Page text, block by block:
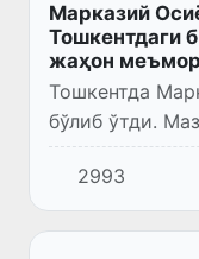
Марказий
Тошкентдаги
жаҳон
Тошкентда
бўлиб ўтди.
хорижлик
айланди.
2993